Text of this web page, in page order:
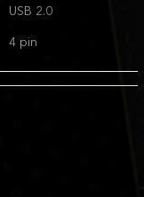
USB 2.0
4 pin